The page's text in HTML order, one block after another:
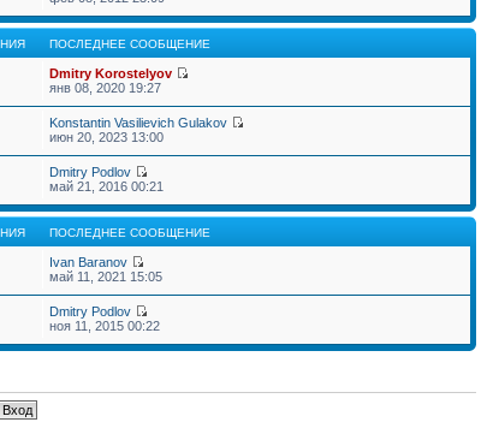
ПОСЛЕДНЕЕ СООБЩЕНИЕ
Dmitry Korostelyov
янв 08, 2020 19:27
Konstantin Vasilievich Gulakov
июн 20, 2023 13:00
Dmitry Podlov
май 21, 2016 00:21
ПОСЛЕДНЕЕ СООБЩЕНИЕ
Ivan Baranov
май 11, 2021 15:05
Dmitry Podlov
ноя 11, 2015 00:22